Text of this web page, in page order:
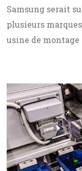
Samsung serait
plusieurs
usine de